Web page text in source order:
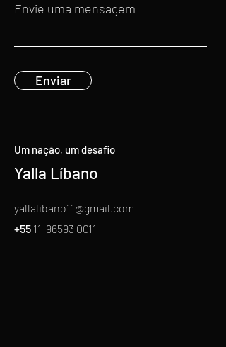
Envie uma mensagem
Enviar
Um nação, um desafio
Yalla Líbano
yallalibano11@gmail.com
+55 11 96593 0011